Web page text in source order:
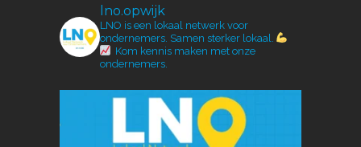
lno.opwijk
LNO is een lokaal netwerk voor
ondernemers. Samen sterker lokaal.
Kom kennis maken met onze
ondernemers.